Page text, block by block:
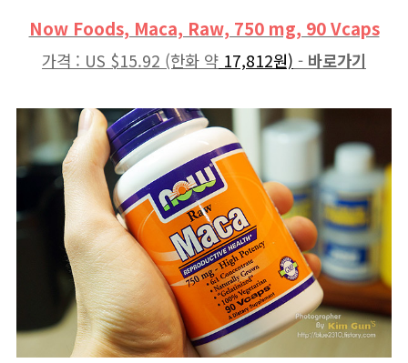
Now Foods, Maca, Raw, 750 mg, 90 Vcaps
가격 : US $15.92 (한화 약 17,812원) - 바로가기